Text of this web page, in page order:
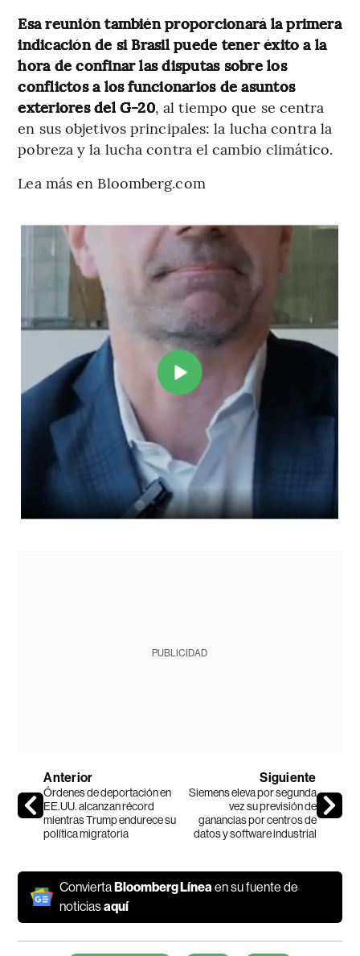
Esa reunión también proporcionará la primera
indicación de si Brasil puede tener éxito a la
hora de confinar las disputas sobre los
conflictos a los funcionarios de asuntos
exteriores del G-20, al tiempo que se centra
en sus objetivos principales: la lucha contra la
pobreza y la lucha contra el cambio climático.
Lea más en Bloomberg.com
PUBLICIDAD
Anterior
Órdenes de deportación en
EE.UU. alcanzan récord
mientras Trump endurece su
política migratoria
Siguiente
Siemens eleva por segunda
vez su previsión de
ganancias por centros de
datos y software industrial
ConviertaBloomberg Línea en su fuente de
noticiasaquí